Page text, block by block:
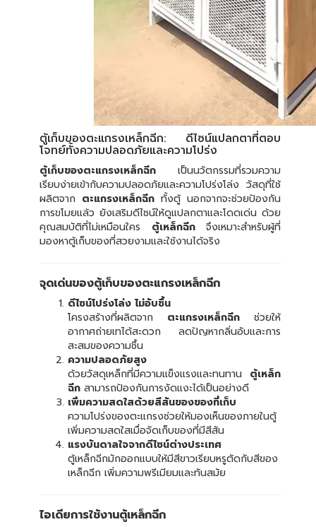
ตู้เก็บของตะแกรงเหล็กฉีก: ดีไซน์แปลกตาที่ตอบ
โจทย์ทั้งความปลอดภัยและความโปร่ง
ตู้เก็บของตะแกรงเหล็กฉีก เป็นนวัตกรรมที่รวมความ
เรียบง่ายเข้ากับความปลอดภัยและความโปร่งโล่ง วัสดุที่ใช้
ผลิตจาก ตะแกรงเหล็กฉีก ทั้งตู้ นอกจากจะช่วยป้องกัน
การขโมยแล้ว ยังเสริมดีไซน์ให้ดูแปลกตาและโดดเด่น ด้วย
คุณสมบัติที่ไม่เหมือนใคร ตู้เหล็กฉีกจึงเหมาะสำหรับผู้ที่
มองหาตู้เก็บของที่สวยงามและใช้งานได้จริง
จุดเด่นของตู้เก็บของตะแกรงเหล็กฉีก
ดีไซน์โปร่งโล่ง ไม่อับชื้น
โครงสร้างที่ผลิตจาก ตะแกรงเหล็กฉีก ช่วยให้
อากาศถ่ายเทได้สะดวก ลดปัญหากลิ่นอับและการ
สะสมของความชื้น
ความปลอดภัยสูง
ด้วยวัสดุเหล็กที่มีความแข็งแรงและทนทาน ตู้เหล็ก
ฉีก สามารถป้องกันการงัดแงะได้เป็นอย่างดี
เพิ่มความสดใสด้วยสีสันของของที่เก็บ
ความโปร่งของตะแกรงช่วยให้มองเห็นของภายในตู้
เพิ่มความสดใสเมื่อจัดเก็บของที่มีสีสัน
แรงบันดาลใจจากดีไซน์ต่างประเทศ
ตู้เหล็กฉีกมักออกแบบให้มีสีขาวเรียบหรูตัดกับสีของ
เหล็กฉีก เพิ่มความพรีเมียมและทันสมัย
ไอเดียการใช้งานตู้เหล็กฉีก